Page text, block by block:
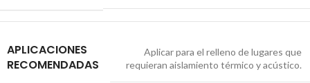
APLICACIONES
RECOMENDADAS
Aplicar para el relleno de lugares que
requieran aislamiento térmico y acústico.